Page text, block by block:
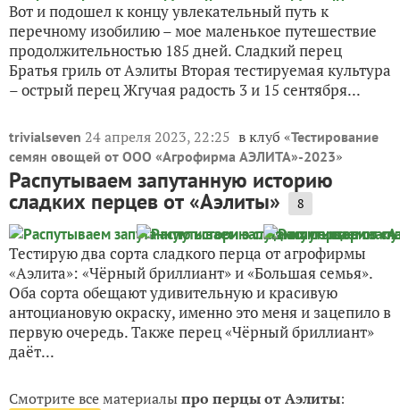
Вот и подошел к концу увлекательный путь к
перечному изобилию – мое маленькое путешествие
продолжительностью 185 дней. Сладкий перец
Братья гриль от Аэлиты Вторая тестируемая культура
– острый перец Жгучая радость 3 и 15 сентября...
trivialseven 24 апреля 2023, 22:25 в клуб «Тестирование
семян овощей от ООО «Агрофирма АЭЛИТА»-2023»
Распутываем запутанную историю
сладких перцев от «Аэлиты» 8
Тестирую два сорта сладкого перца от агрофирмы
«Аэлита»: «Чёрный бриллиант» и «Большая семья».
Оба сорта обещают удивительную и красивую
антоциановую окраску, именно это меня и зацепило в
первую очередь. Также перец «Чёрный бриллиант»
даёт...
Смотрите все материалыпро перцы от Аэлиты: